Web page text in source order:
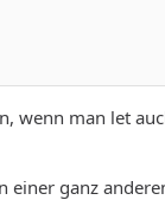
wenn man let
ganz